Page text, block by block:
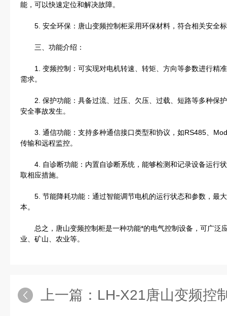
能，可以快速定位和解决故障。
5. 安全环保：唐山变频控制柜采用环保材料，符合相关安全
三、功能介绍：
1. 变频控制：可实现对电机转速、转矩、方向等参数进行精
需求。
2. 保护功能：具备过流、过压、欠压、过载、短路等多种保
安全事故发生。
3. 通信功能：支持多种通信接口类型和协议，如RS485、
传输和远程监控。
4. 自诊断功能：内置自诊断系统，能够检测和记录设备运行
取相应措施。
5. 节能降耗功能：通过智能调节电机的运行状态和参数，最
本。
总之，唐山变频控制柜是一种功能*的电气控制设备，可广泛
业、矿山、农业等。
上一篇： LH-X21唐山变频控